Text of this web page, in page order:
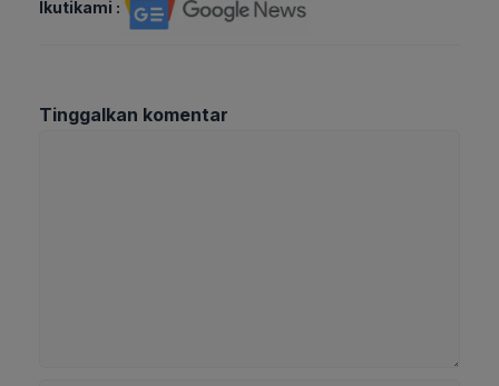
Ikutikami :
Tinggalkan komentar